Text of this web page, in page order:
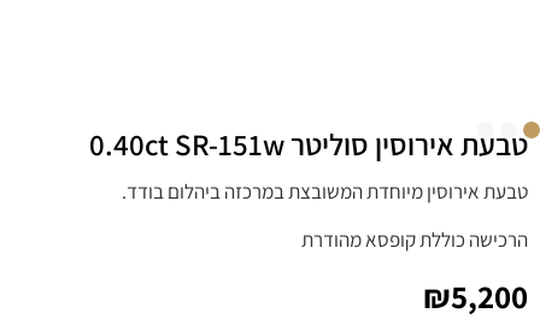
טבעת אירוסין סוליטר 0.40ct SR-151w
טבעת אירוסין מיוחדת המשובצת במרכזה ביהלום בודד.
הרכישה כוללת קופסא מהודרת
₪5,200